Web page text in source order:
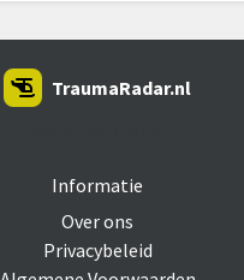
Informatie
Over ons
Privacybeleid
TraumaRadar.nl